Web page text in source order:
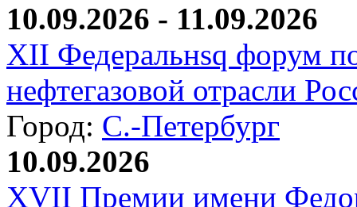
10.09.2026 - 11.09.2026
XII Федеральнsq форум
нефтегазовой отрасли
Город: С.-Петербург
10.09.2026
XVII Премии имени